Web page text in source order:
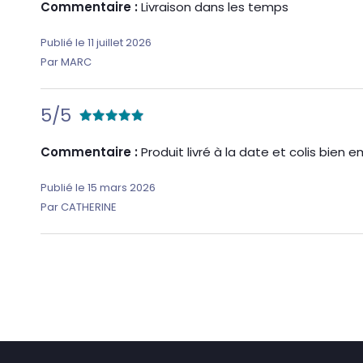
Commentaire :Livraison dans les temps
Publié le 11 juillet 2026
Par MARC
5/5
Commentaire :Produit livré à la date et colis bien
Publié le 15 mars 2026
Par CATHERINE